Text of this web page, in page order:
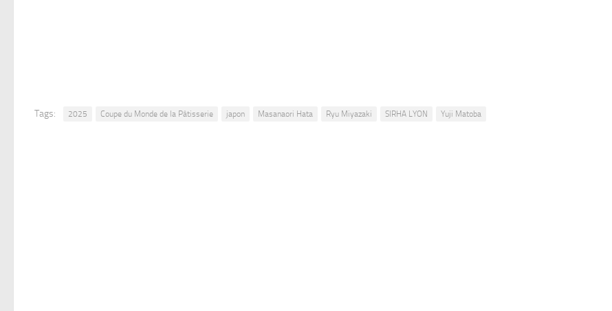
Tags: 2025 Coupe du Monde de la Pâtisserie japon Masanaori Hata Ryu Miyazaki SIRHA LYON Yuji Matoba